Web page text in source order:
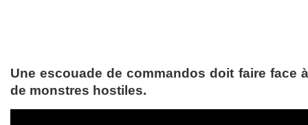
Une escouade de commandos doit faire face
de monstres hostiles.